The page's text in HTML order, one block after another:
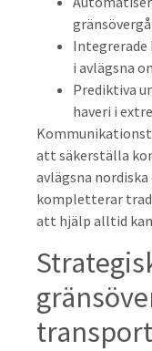
i avlägsna
Prediktiva
haveri i
att säkerställa
avlägsna
kompletterar
att hjälp alltid